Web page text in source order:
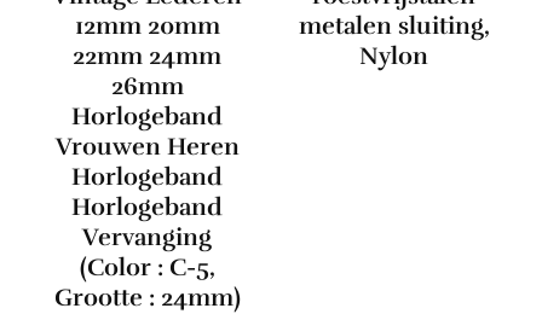
12mm 20mm
22mm 24mm
26mm
Horlogeband
Vrouwen Heren
Horlogeband
Horlogeband
Vervanging
(Color : C-5,
Grootte : 24mm)
metalen sluiting,
Nylon